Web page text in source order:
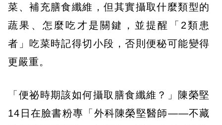
菜、補充膳食纖維，但其實攝取什麼類型的
蔬果、怎麼吃才是關鍵，並提醒「2類患
者」吃菜時記得切小段，否則便秘可能變得
更嚴重。
「便祕時期該如何攝取膳食纖維？」陳榮堅
14日在臉書粉專「外科陳榮堅醫師——不藏